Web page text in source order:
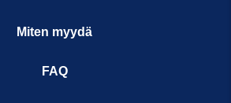
Miten myydä
FAQ